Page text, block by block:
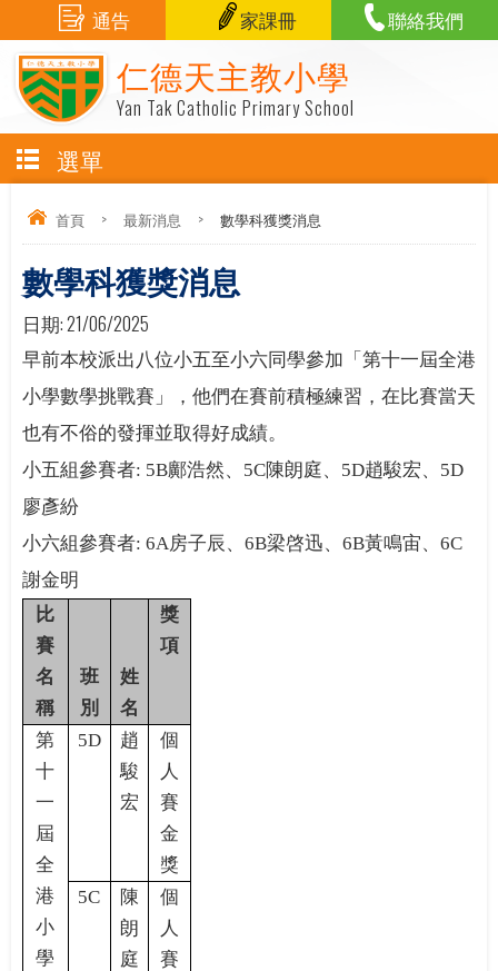
仁德天主教小學
Yan Tak Catholic Primary School
通告 家課冊 聯絡我們
選單
首頁 > 最新消息 > 數學科獲獎消息
數學科獲獎消息
日期:21/06/2025
早前本校派出八位小五至小六同學參加「第十一屆全港
小學數學挑戰賽」，他們在賽前積極練習，在比賽當天
也有不俗的發揮並取得好成績。
小五組參賽者: 5B鄺浩然、5C陳朗庭、5D趙駿宏、5D
廖彥紛
小六組參賽者: 6A房子辰、6B梁啓迅、6B黃鳴宙、6C
謝金明
比
賽
名
稱
班
別
姓
名
獎
項
第
十
一
屆
全
港
小
學
5D
趙
駿
宏
個
人
賽
金
獎
5C
陳
朗
庭
個
人
賽